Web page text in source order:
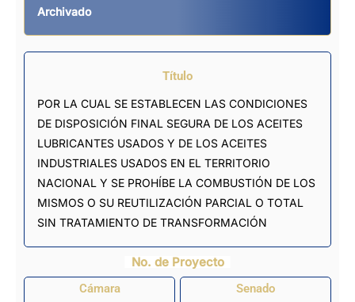
Archivado
Título
POR LA CUAL SE ESTABLECEN LAS CONDICIONES
DE DISPOSICIÓN FINAL SEGURA DE LOS ACEITES
LUBRICANTES USADOS Y DE LOS ACEITES
INDUSTRIALES USADOS EN EL TERRITORIO
NACIONAL Y SE PROHÍBE LA COMBUSTIÓN DE LOS
MISMOS O SU REUTILIZACIÓN PARCIAL O TOTAL
SIN TRATAMIENTO DE TRANSFORMACIÓN
No. de Proyecto
Cámara Senado